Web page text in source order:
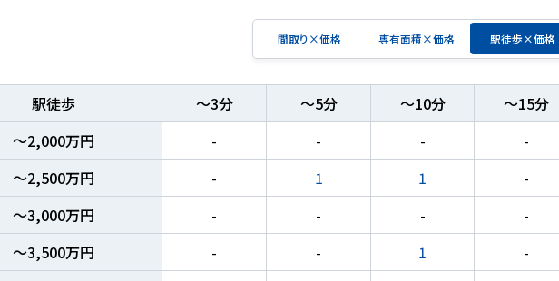
間取り×価格 専有面積×価格 駅徒歩×価格
駅徒歩 ～3分 ～5分 ～10分
～15分
～2,000万円
- - -
-
～2,500万円
- 1 1
-
～3,000万円
- - -
-
～3,500万円
- - 1
-